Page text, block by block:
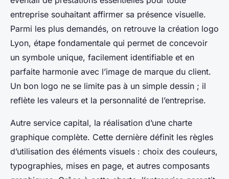
entreprise souhaitant affirmer sa présence visuelle.
Parmi les plus demandés, on retrouve la création logo
Lyon, étape fondamentale qui permet de concevoir
un symbole unique, facilement identifiable et en
parfaite harmonie avec l’image de marque du client.
Un bon logo ne se limite pas à un simple dessin ; il
reflète les valeurs et la personnalité de l’entreprise.
Autre service capital, la réalisation d’une charte
graphique complète. Cette dernière définit les règles
d’utilisation des éléments visuels : choix des couleurs,
typographies, mises en page, et autres composants